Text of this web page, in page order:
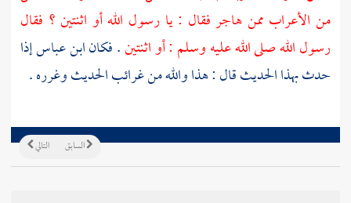
من الأعراب ممن هاجر فقال : يا رسول الله أو اثنتين ؟ فقال
رسول الله صلى الله عليه وسلم : أو اثنتين. فكانابن عباسإذا
حدث بهذا الحديث قال : هذا والله من غرائب الحديث وغرره .
التالي السابق